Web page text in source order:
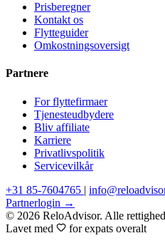
Prisberegner
Kontakt os
Flytteguider
Omkostningsoversigt
Partnere
For flyttefirmaer
Tjenesteudbydere
Bliv affiliate
Karriere
Privatlivspolitik
Servicevilkår
+31 85-7604765 |
Partnerlogin →
© 2026 ReloAdvisor. Alle
Lavet med
for expats overalt